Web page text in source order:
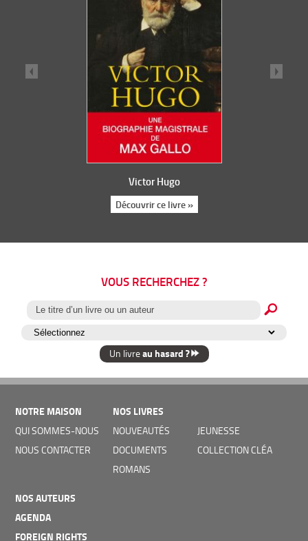
Victor Hugo
Découvrir ce livre »
VOUS RECHERCHEZ ?
Un livreau hasard ?
NOTRE MAISON
QUI SOMMES-NOUS
NOUS CONTACTER
NOS LIVRES
NOUVEAUTÉS
DOCUMENTS
ROMANS
JEUNESSE
COLLECTION CLÉA
NOS AUTEURS
AGENDA
FOREIGN RIGHTS